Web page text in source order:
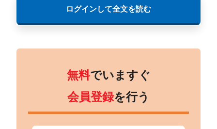
ログインして全文を読む
無料でいますぐ
会員登録を行う